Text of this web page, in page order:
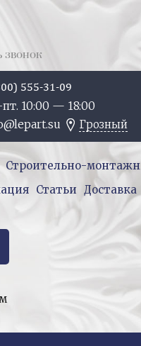
звонок
555-31-09
10:00 — 18:00
Грозный
Строительно-
Статьи Доставка